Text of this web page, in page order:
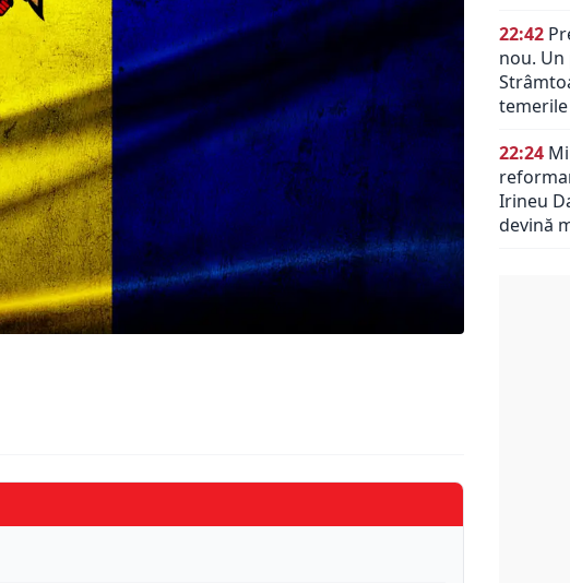
22:42
nou.
22:24
Irineu
devină